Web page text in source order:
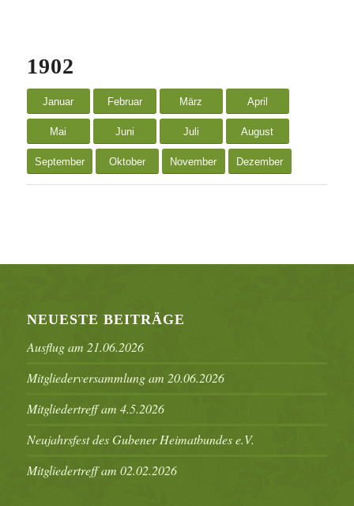
1902
Januar Februar März April
Mai Juni Juli August
September Oktober November Dezember
NEUESTE BEITRÄGE
Ausflug am 21.06.2026
Mitgliederversammlung am 20.06.2026
Mitgliedertreff am 4.5.2026
Neujahrsfest des Gubener Heimatbundes e.V.
Mitgliedertreff am 02.02.2026